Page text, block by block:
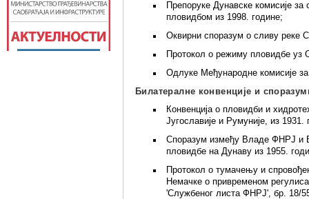
Препоруке Дунавске комисије
пловидбом из 1998. године;
Оквирни споразум о сливу реке
Протокол о режиму пловидбе
Одлуке Међународне комисије
Билатералне конвенције и
Конвенција о пловидби и
Југославије и Румуније, из
Споразум између Владе ФНРЈ и
пловидбе на Дунаву из 1955.
Протокол о тумачењу и
Немачке о привременом
'Службеног листа ФНРЈ', бр. 18/